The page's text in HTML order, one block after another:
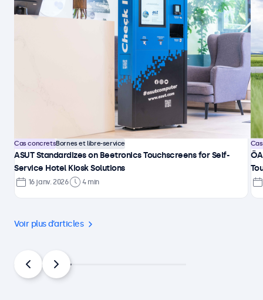
Voir plus d’articles
Cas concretsBornes et libre-service
ASUT Standardizes on Beetronics Touchscreens for Self-
Service Hotel Kiosk Solutions
16 janv. 2026 4 min